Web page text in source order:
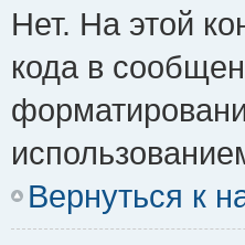
Нет. На этой
кода в
Вернуться к